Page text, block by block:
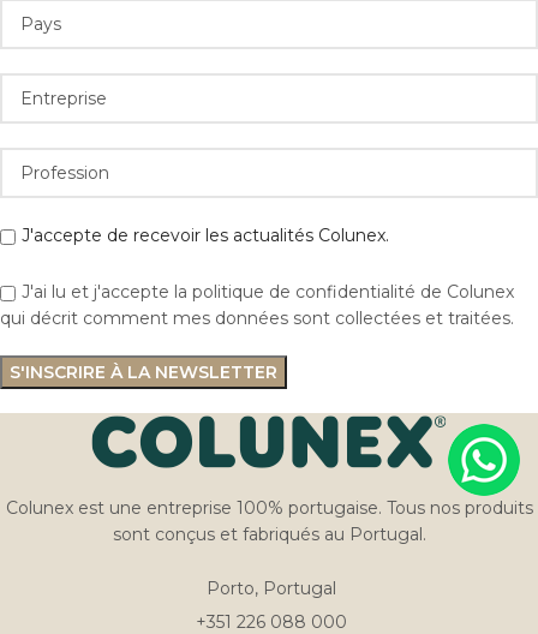
J'accepte de recevoir les actualités Colunex.
J'ai lu et j'accepte la politique de confidentialité de Colunex
qui décrit comment mes données sont collectées et traitées.
Colunex est une entreprise 100% portugaise. Tous nos produits
sont conçus et fabriqués au Portugal.
Porto, Portugal
+351 226 088 000